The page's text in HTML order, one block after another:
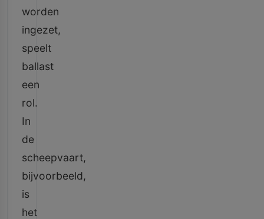
worden
ingezet,
speelt
ballast
een
rol.
In
de
scheepvaart,
bijvoorbeeld,
is
het